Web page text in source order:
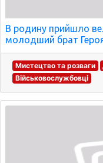
В родину прийшло
молодший брат
Мистецтво та розваги
Військовослужбовці